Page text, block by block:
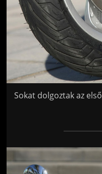
Sokat dolgoztak az
Jön